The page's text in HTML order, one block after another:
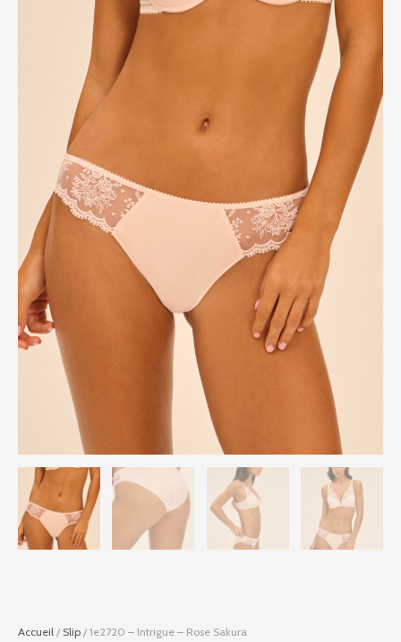
Accueil / Slip / 1e2720 – Intrigue – Rose Sakura